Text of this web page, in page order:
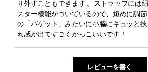
り外すこともできます 。ストラップには
スター機能がついているので、短めに調
の「バゲット」みたいに小脇にキュッと
れ感が出てすごくかっこいいです！